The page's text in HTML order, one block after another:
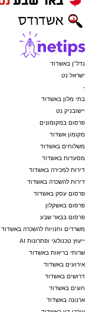
נדל"ן באשדוד
ישראל נט
-
בתי מלון באשדוד
יישובניק נט
פרסום במקומונים
מקומון אשדוד
משלוחים באשדוד
מסעדות באשדוד
דירות למכירה באשדוד
דירות להשכרה באשדוד
פרסום עסק באשדוד
פרסום באשקלון
פרסום בבאר שבע
משרדים וחנויות להשכרה באשדוד
ייעוץ טכנולוגי ופתרונות AI
שרותי בריאות באשדוד
אירועים באשדוד
דרושים באשדוד
חוגים באשדוד
ארנונה באשדוד